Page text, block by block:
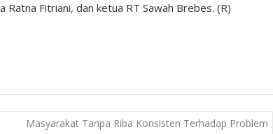
Fitriani, dan ketua RT Sawah Brebes. (R)
Masyarakat Tanpa Riba Konsisten Terhadap Problem